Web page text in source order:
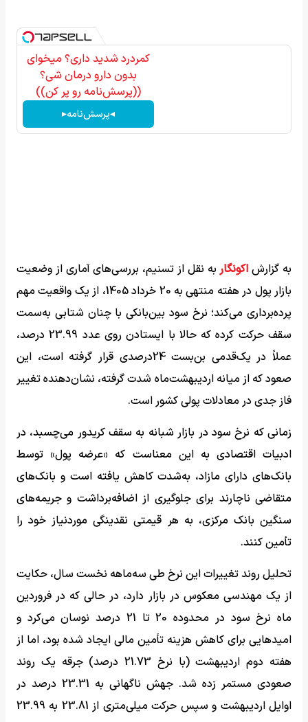
کمردرد شدید داری؟ میخوای
بدون دارو درمان شی؟
((پرسش‌نامه رو پر کن))
◂پرسش‌نامه▸
به گزارش اکونگاربه نقل از تسنیم، بررسی‌های آماری از وضعیت
بازار پول در هفته منتهی به 20 خرداد 1405، از یک واقعیت مهم
پرده‌برداری می‌کند؛ نرخ سود بین‌بانکی با چنان شتابی به‌سمت
سقف حرکت کرده که حالا با ایستادن روی عدد 23.99 درصد،
عملاً در یک‌قدمی بن‌بست 24درصدی قرار گرفته است، این
صعود که از میانه اردیبهشت‌ماه شدت گرفته، نشان‌دهنده تغییر
فاز جدی در معادلات پولی کشور است.
زمانی که نرخ سود در بازار شبانه به سقف کریدور می‌چسبد، در
ادبیات اقتصادی به این معناست که «عرضه پول» توسط
بانک‌های دارای مازاد، به‌شدت کاهش یافته است و بانک‌های
متقاضی ناچارند برای جلوگیری از اضافه‌برداشت و جریمه‌های
سنگین بانک مرکزی، به هر قیمتی نقدینگی موردنیاز خود را
تأمین کنند.
تحلیل روند تغییرات این نرخ طی سه‌ماهه نخست سال، حکایت
از یک مهندسی معکوس در بازار دارد، در حالی که در فروردین
ماه نرخ سود در محدوده 20 تا 21 درصد نوسان می‌کرد و
امیدهایی برای کاهش هزینه تأمین مالی ایجاد شده بود، اما از
هفته دوم اردیبهشت (با نرخ 21.73 درصد) جرقه یک روند
صعودی مستمر زده شد. جهش ناگهانی به 23.31 درصد در
اوایل اردیبهشت و سپس حرکت میلی‌متری از 23.81 به 23.99